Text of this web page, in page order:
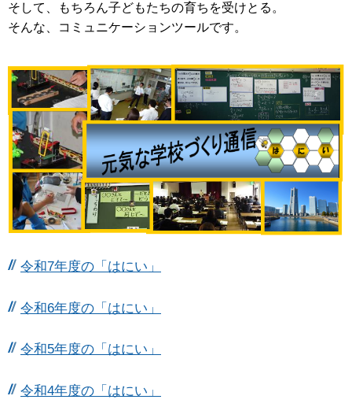
そして、もちろん子どもたちの育ちを受けとる。
そんな、コミュニケーションツールです。
令和7年度の「はにい」
令和6年度の「はにい」
令和5年度の「はにい」
令和4年度の「はにい」